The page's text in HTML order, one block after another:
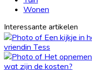
Wonen
Interessante artikelen